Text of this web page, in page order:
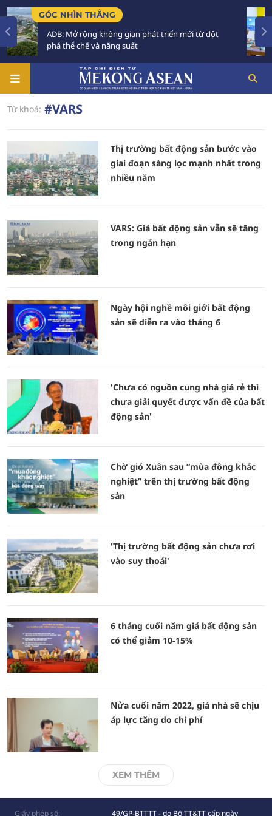
GÓC NHÌN THẲNG
ADB: Mở rộng không gian phát triển mới từ đột
phá thể chế và năng suất
Từ khoá: #VARS
Thị trường bất động sản bước vào
giai đoạn sàng lọc mạnh nhất trong
nhiều năm
VARS: Giá bất động sản vẫn sẽ tăng
trong ngắn hạn
Ngày hội nghề môi giới bất động
sản sẽ diễn ra vào tháng 6
'Chưa có nguồn cung nhà giá rẻ thì
chưa giải quyết được vấn đề của bất
động sản'
Chờ gió Xuân sau “mùa đông khắc
nghiệt” trên thị trường bất động
sản
'Thị trường bất động sản chưa rơi
vào suy thoái'
6 tháng cuối năm giá bất động sản
có thể giảm 10-15%
Nửa cuối năm 2022, giá nhà sẽ chịu
áp lực tăng do chi phí
XEM THÊM
Giấy phép số: 49/GP-BTTTT - do Bộ TT&TT cấp ngày